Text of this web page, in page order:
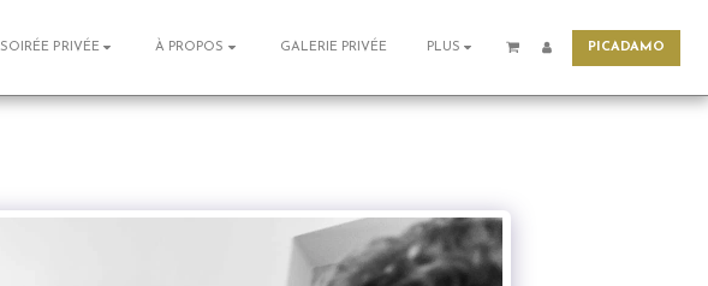
SOIRÉE PRIVÉE À PROPOS GALERIE PRIVÉE PLUS PICADAMO